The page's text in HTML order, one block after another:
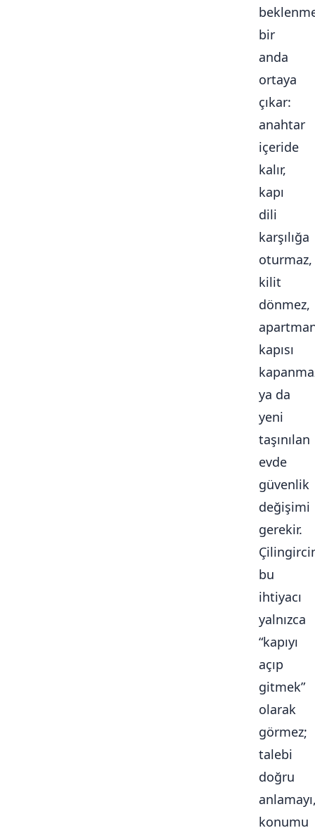
bir
anda
ortaya
çıkar:
anahtar
içeride
kalır,
kapı
dili
karşılığa
oturmaz,
kilit
dönmez,
kapısı
ya da
yeni
taşınılan
evde
güvenlik
değişimi
gerekir.
bu
ihtiyacı
yalnızca
“kapıyı
açıp
gitmek”
olarak
görmez;
talebi
doğru
konumu